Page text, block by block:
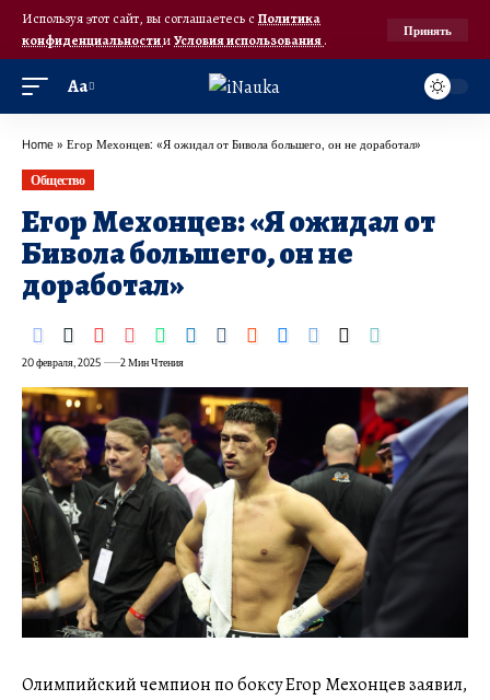
Используя этот сайт, вы соглашаетесь с Политика
конфиденциальностииУсловия использования.
Принять
Аа
Home » Егор Мехонцев: «Я ожидал от Бивола большего, он не доработал»
Общество
Егор Мехонцев: «Я ожидал от
Бивола большего, он не
доработал»
20 февраля, 2025 2 Мин Чтения
Олимпийский чемпион по боксу Егор Мехонцев заявил,